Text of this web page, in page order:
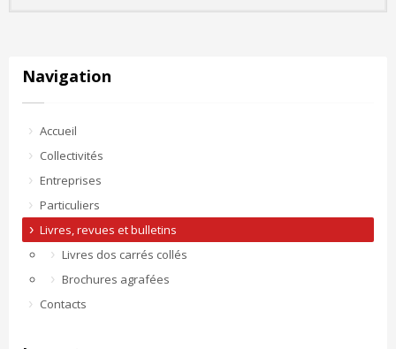
Navigation
Accueil
Collectivités
Entreprises
Particuliers
Livres, revues et bulletins
Livres dos carrés collés
Brochures agrafées
Contacts